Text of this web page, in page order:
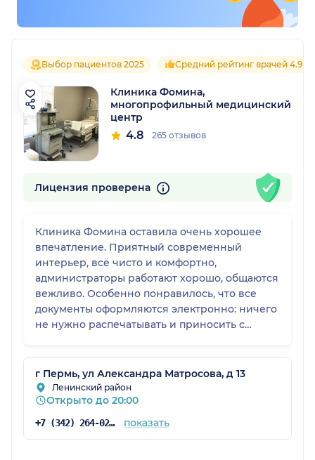
Выбор пациентов 2025 Средний рейтинг врачей 4.9
Клиника Фомина,
многопрофильный медицинский
центр
4.8 265 отзывов
Лицензия проверена
Клиника Фомина оставила очень хорошее
впечатление. Приятный современный
интерьер, всё чисто и комфортно,
администраторы работают хорошо, общаются
вежливо. Особенно понравилось, что все
документы оформляются электронно: ничего
не нужно распечатывать и приносить с
ставится на месте. Это действительно удобно
и экономит время.
г Пермь, ул Александра Матросова, д 13
Ленинский район
Открыто до 20:00
+7 (342) 264-02-90 показать